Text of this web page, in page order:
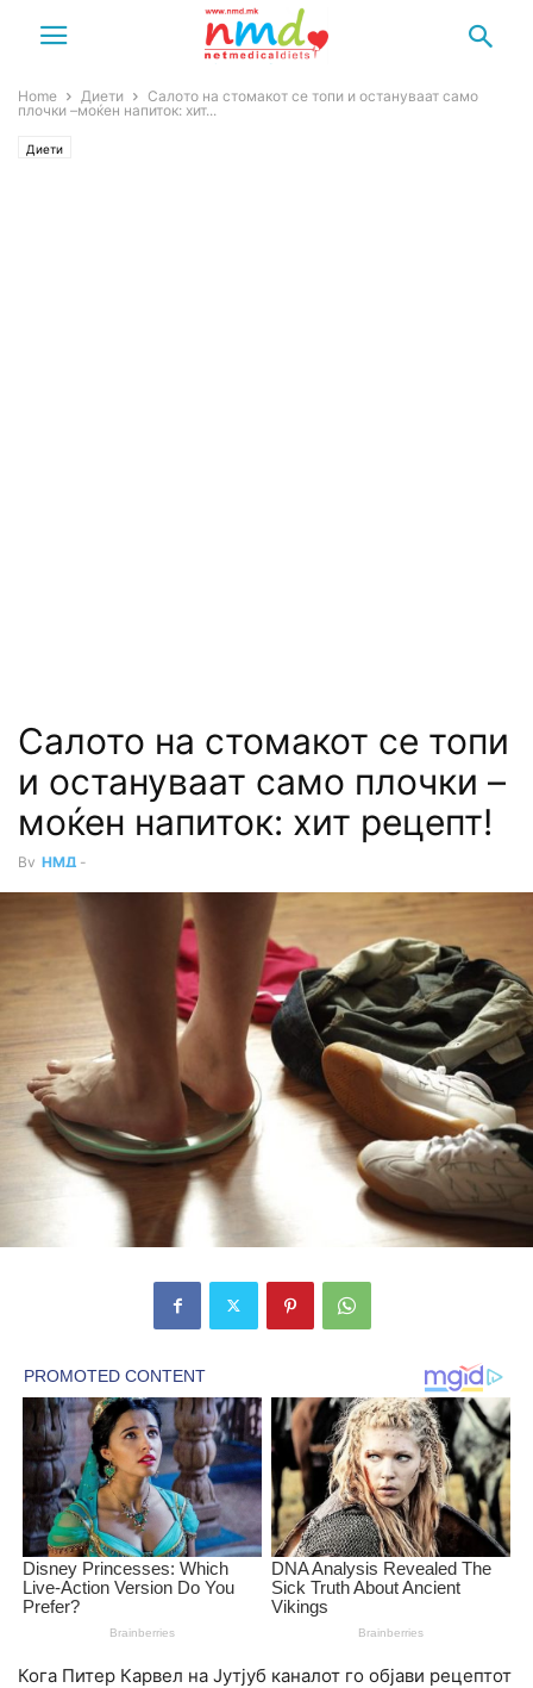
Home Диети
Салото на стомакот се топи и остануваат само
плочки –моќен напиток: хит...
Диети
Салото на стомакот се топи
и остануваат само плочки –
моќен напиток: хит рецепт!
By НМД -
Кога Питер Карвел на Јутјуб каналот го објави рецептот